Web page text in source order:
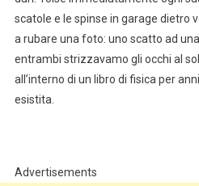
scatole e le spinse in garage dietro
a rubare una foto: uno scatto ad
entrambi strizzavamo gli occhi al
all’interno di un libro di fisica per
esistita.
Advertisements